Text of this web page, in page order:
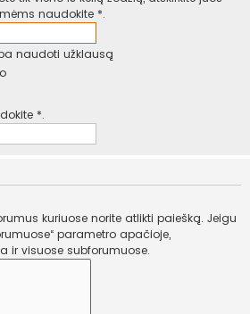
naudokite *.
naudoti užklausą
*.
kuriuose norite atlikti paiešką. Jeigu
ir visuose subforumuose.